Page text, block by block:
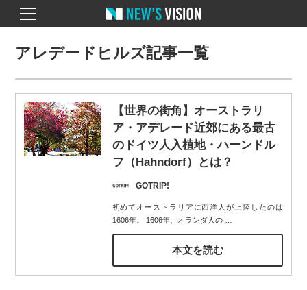
アレデードヒルズ記事一覧
【世界の街角】オーストラリ
ア・アデレード近郊にある最古
のドイツ人入植地・ハーンドル
フ（Hahndorf）とは？
GOTRIP!
初めてオーストラリアに西洋人が上陸したのは
1606年。 1606年、オランダ人の…
本文を読む